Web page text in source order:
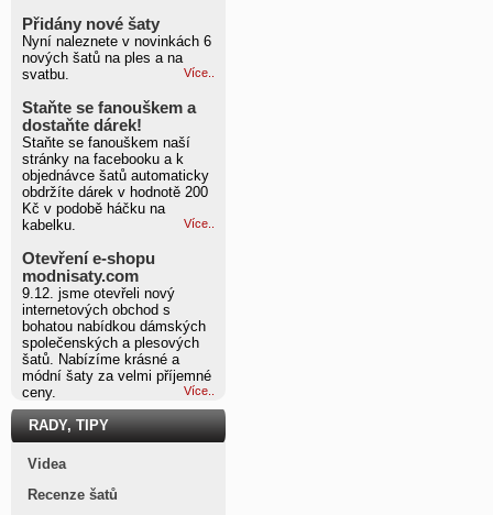
Přidány nové šaty
Nyní naleznete v novinkách 6
nových šatů na ples a na
svatbu.
Více..
Staňte se fanouškem a
dostaňte dárek!
Staňte se fanouškem naší
stránky na facebooku a k
objednávce šatů automaticky
obdržíte dárek v hodnotě 200
Kč v podobě háčku na
kabelku.
Více..
Otevření e-shopu
modnisaty.com
9.12. jsme otevřeli nový
internetových obchod s
bohatou nabídkou dámských
společenských a plesových
šatů. Nabízíme krásné a
módní šaty za velmi příjemné
ceny.
Více..
RADY, TIPY
Videa
Recenze šatů